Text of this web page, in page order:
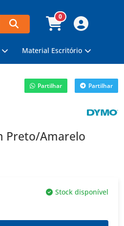
0
Material Escritório
Partilhar Partilhar
Preto/Amarelo
Stock disponível